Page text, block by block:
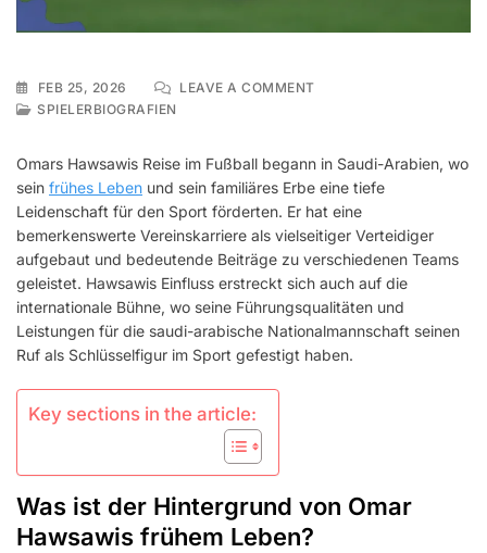
FEB 25, 2026 LEAVE A COMMENTON
LEBEN,
VEREINSKARRIERE,
INTERNATIONALER
EINFLUSS
SPIELERBIOGRAFIEN
Omars Hawsawis Reise im Fußball begann in Saudi-Arabien, wo
sein frühes Leben und sein familiäres Erbe eine tiefe
Leidenschaft für den Sport förderten. Er hat eine
bemerkenswerte Vereinskarriere als vielseitiger Verteidiger
aufgebaut und bedeutende Beiträge zu verschiedenen Teams
geleistet. Hawsawis Einfluss erstreckt sich auch auf die
internationale Bühne, wo seine Führungsqualitäten und
Leistungen für die saudi-arabische Nationalmannschaft seinen
Ruf als Schlüsselfigur im Sport gefestigt haben.
Key sections in the article:
Was ist der Hintergrund von Omar
Hawsawis frühem Leben?